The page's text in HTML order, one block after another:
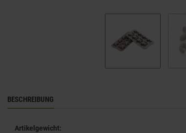
BESCHREIBUNG
Artikelgewicht: